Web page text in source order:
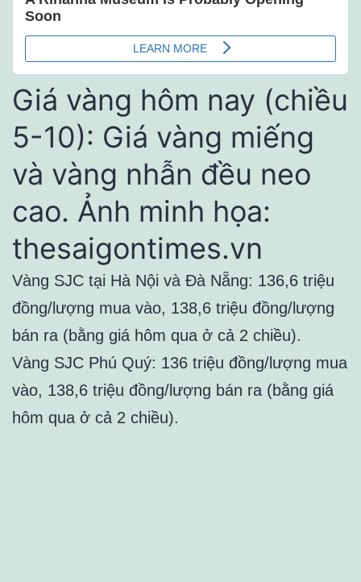
Giá vàng hôm nay (chiều
5-10): Giá vàng miếng
và vàng nhẫn đều neo
cao. Ảnh minh họa:
thesaigontimes.vn
Vàng SJC tại Hà Nội và Đà Nẵng: 136,6 triệu
đồng/lượng mua vào, 138,6 triệu đồng/lượng
bán ra (bằng giá hôm qua ở cả 2 chiều).
Vàng SJC Phú Quý: 136 triệu đồng/lượng mua
vào, 138,6 triệu đồng/lượng bán ra (bằng giá
hôm qua ở cả 2 chiều).